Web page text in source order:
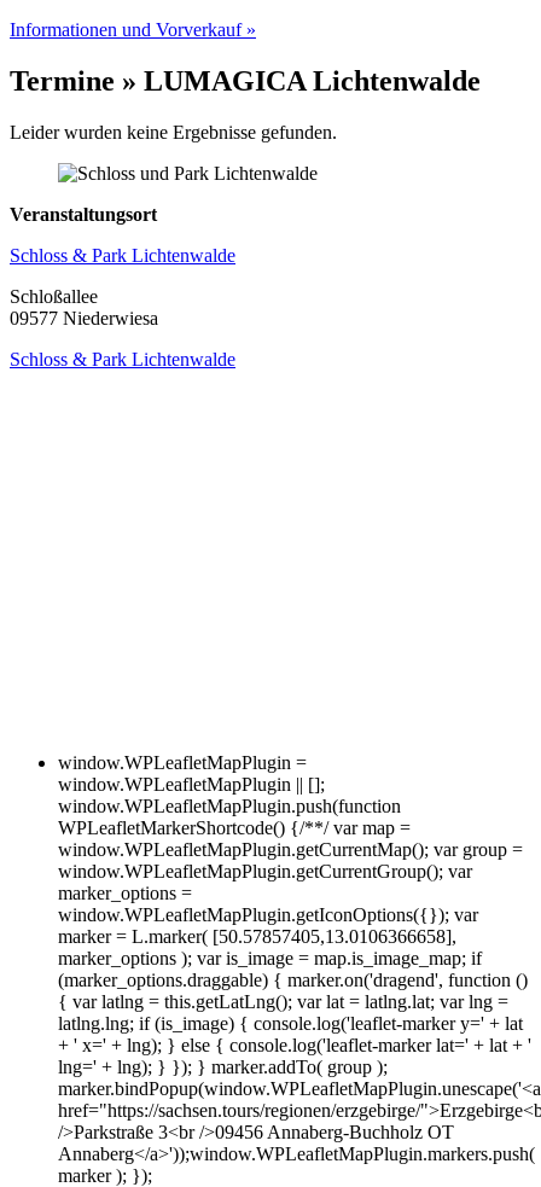
Informationen und Vorverkauf »
Termine » LUMAGICA Lichtenwalde
Leider wurden keine Ergebnisse gefunden.
Veranstaltungsort
Schloss & Park Lichtenwalde
Schloßallee
09577 Niederwiesa
Schloss & Park Lichtenwalde
window.WPLeafletMapPlugin =
window.WPLeafletMapPlugin || [];
window.WPLeafletMapPlugin.push(function
WPLeafletMarkerShortcode() {/**/ var map =
window.WPLeafletMapPlugin.getCurrentMap(); var group =
window.WPLeafletMapPlugin.getCurrentGroup(); var
marker_options =
window.WPLeafletMapPlugin.getIconOptions({}); var
marker = L.marker( [50.57857405,13.0106366658],
marker_options ); var is_image = map.is_image_map; if
(marker_options.draggable) { marker.on('dragend', function ()
{ var latlng = this.getLatLng(); var lat = latlng.lat; var lng =
latlng.lng; if (is_image) { console.log('leaflet-marker y=' + lat
+ ' x=' + lng); } else { console.log('leaflet-marker lat=' + lat + '
lng=' + lng); } }); } marker.addTo( group );
marker.bindPopup(window.WPLeafletMapPlugin.unescape('<a
href="https://sachsen.tours/regionen/erzgebirge/
/>Parkstraße 3<br />09456 Annaberg-Buchholz OT
Annaberg</a>'));window.WPLeafletMapPlugin.markers.push(
marker ); });